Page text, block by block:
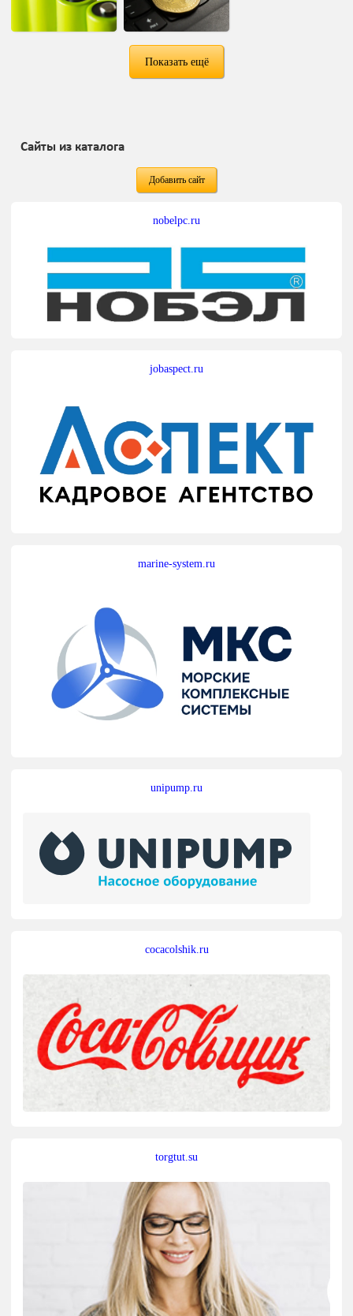
Показать ещё
Сайты из каталога
Добавить сайт
nobelpc.ru
jobaspect.ru
marine-system.ru
unipump.ru
cocacolshik.ru
torgtut.su